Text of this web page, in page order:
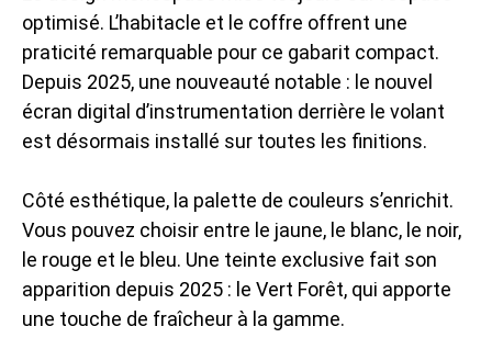
optimisé. L’habitacle et le coffre offrent une
praticité remarquable pour ce gabarit compact.
Depuis 2025, une nouveauté notable : le nouvel
écran digital d’instrumentation derrière le volant
est désormais installé sur toutes les finitions.
Côté esthétique, la palette de couleurs s’enrichit.
Vous pouvez choisir entre le jaune, le blanc, le noir,
le rouge et le bleu. Une teinte exclusive fait son
apparition depuis 2025 : le Vert Forêt, qui apporte
une touche de fraîcheur à la gamme.